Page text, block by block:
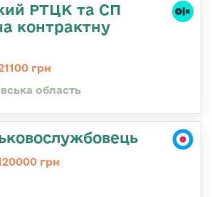
РТЦК та СП
контрактну
грн
область
грн